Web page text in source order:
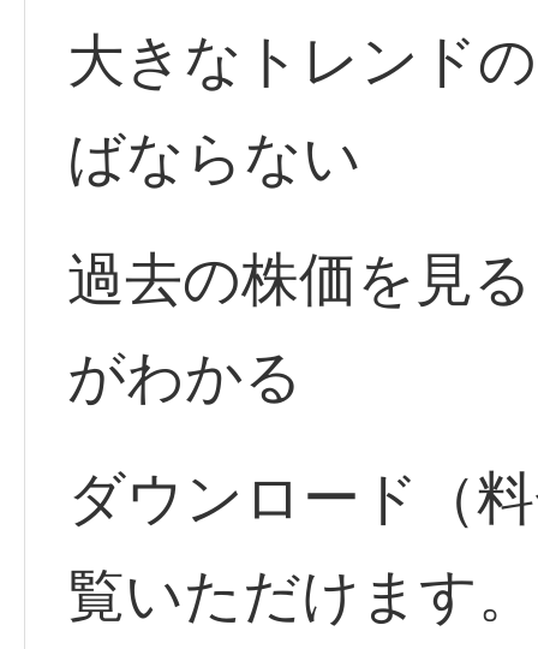
大きなトレンド
ばならない
過去の株価を見
がわかる
ダウンロード（
覧いただけます。